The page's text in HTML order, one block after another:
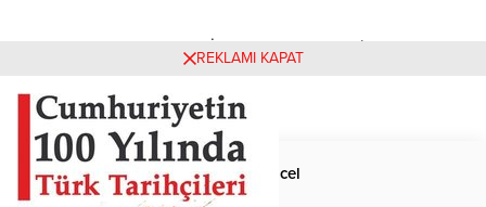
Henüz yorum yapılmamış. İlk yorumu yukarıdaki form
aracılığıyla siz yapabilirsiniz.
Anasayfa Güncel
REKLAMI KAPAT